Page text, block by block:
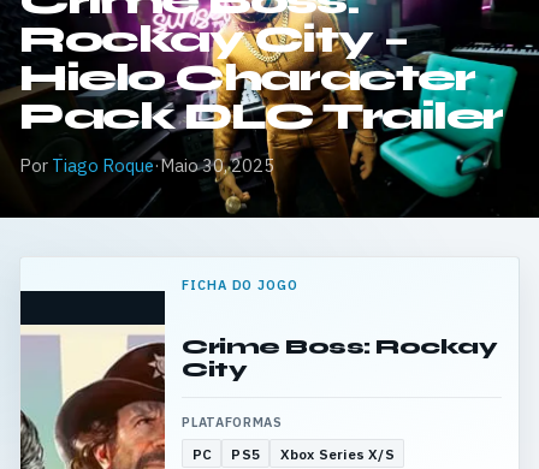
Rockay City –
Hielo Character
Pack DLC Trailer
Por Tiago Roque·Maio 30, 2025
FICHA DO JOGO
Crime Boss: Rockay
City
PLATAFORMAS
PC PS5 Xbox Series X/S